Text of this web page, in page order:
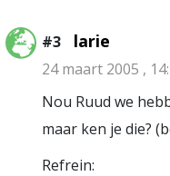
#3 larie
24 maart 2005 ,
Nou Ruud we
maar ken je die?
Refrein: